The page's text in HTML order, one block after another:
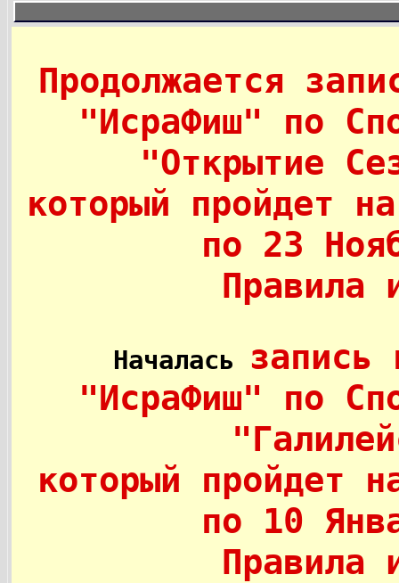
Продолжается
"ИсраФиш" по
"Открытие
который пройдет
по 23
Правила
Началась запись
"ИсраФиш" по
который пройдет
по 10
Правила